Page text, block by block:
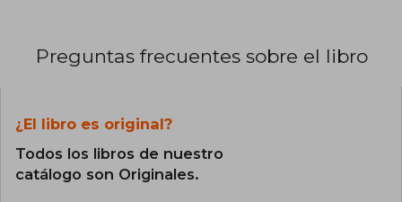
Preguntas frecuentes sobre el libro
¿El libro es original?
Todos los libros de nuestro
catálogo son Originales.